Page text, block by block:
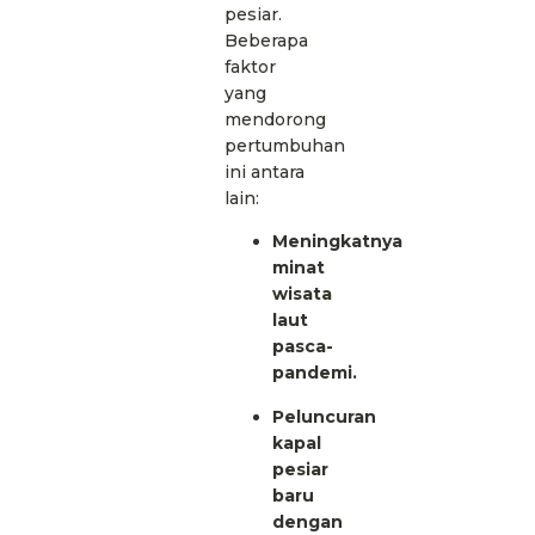
pesiar.
Beberapa
faktor
yang
mendorong
pertumbuhan
ini antara
lain:
Meningkatnya
minat
wisata
laut
pasca-
pandemi.
Peluncuran
kapal
pesiar
baru
dengan